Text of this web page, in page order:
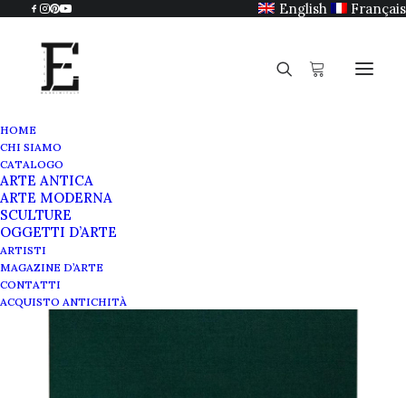
English Français
HOME
CHI SIAMO
CATALOGO
ARTE ANTICA
ARTE MODERNA
SCULTURE
OGGETTI D’ARTE
ARTISTI
MAGAZINE D’ARTE
CONTATTI
ACQUISTO ANTICHITÀ